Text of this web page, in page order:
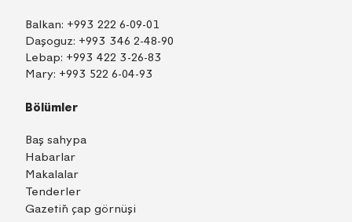
Balkan: +993 222 6-09-01
Daşoguz: +993 346 2-48-90
Lebap: +993 422 3-26-83
Mary: +993 522 6-04-93
Bölümler
Baş sahypa
Habarlar
Makalalar
Tenderler
Gazetiň çap görnüşi